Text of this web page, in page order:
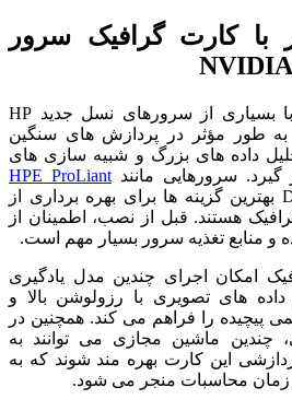
با کارت گرافیک سرور
این کارت گرافیک سرور با بسیاری از سرورهای نسل جدید HP
طور مؤثر در پردازش های سنگین
داده های بزرگ و شبیه سازی های
گیرد. سرورهایی مانندHPE ProLiant
و DL385 G10 بهترین گزینه ها برای بهره برداری از
هستند. قبل از نصب، اطمینان از
و منابع تغذیه سرور بسیار مهم است.
امکان اجرای چندین مدل یادگیری
های تصویری با رزولوشن بالا و
پیچیده را فراهم می کند. همچنین در
ماشین مجازی می توانند به
این کارت بهره مند شوند که به
زمان محاسبات منجر می شود.